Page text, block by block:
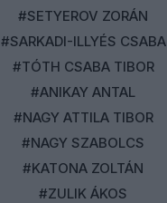
#SETYEROV ZORÁN
#SARKADI-ILLYÉS CSABA
#TÓTH CSABA TIBOR
#ANIKAY ANTAL
#NAGY ATTILA TIBOR
#NAGY SZABOLCS
#KATONA ZOLTÁN
#ZULIK ÁKOS